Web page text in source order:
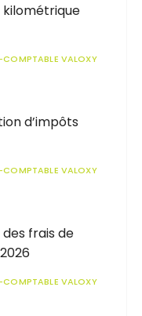
kilométrique
COMPTABLE VALOXY
d’impôts
COMPTABLE VALOXY
frais de
COMPTABLE VALOXY